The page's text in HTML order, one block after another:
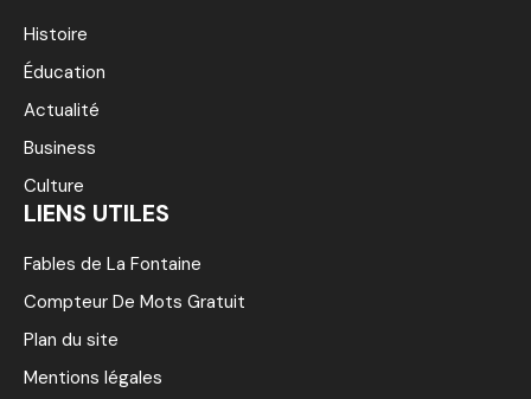
Histoire
Éducation
Actualité
Business
Culture
LIENS UTILES
Fables de La Fontaine
Compteur De Mots Gratuit
Plan du site
Mentions légales